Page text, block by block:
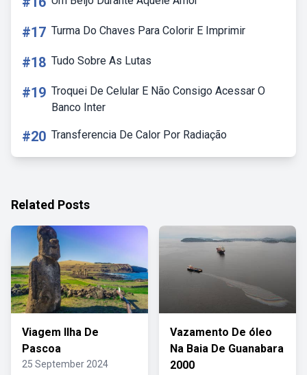
#17 Turma Do Chaves Para Colorir E Imprimir
#18 Tudo Sobre As Lutas
#19 Troquei De Celular E Não Consigo Acessar O
Banco Inter
#20 Transferencia De Calor Por Radiação
Related Posts
Viagem Ilha De
Pascoa
25 September 2024
Vazamento De óleo
Na Baia De Guanabara
2000